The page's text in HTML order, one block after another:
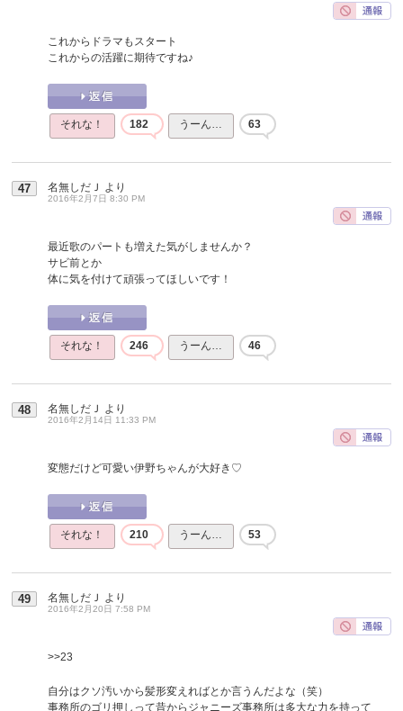
これからドラマもスタート
これからの活躍に期待ですね♪
それな！ 182 うーん… 63
47 名無しだＪ より
2016年2月7日 8:30 PM
最近歌のパートも増えた気がしませんか？
サビ前とか
体に気を付けて頑張ってほしいです！
それな！ 246 うーん… 46
48 名無しだＪ より
2016年2月14日 11:33 PM
変態だけど可愛い伊野ちゃんが大好き♡
それな！ 210 うーん… 53
49 名無しだＪ より
2016年2月20日 7:58 PM
>>23
自分はクソ汚いから髪形変えればとか言うんだよな（笑）
事務所のゴリ押しって昔からジャニーズ事務所は多大な力を持って